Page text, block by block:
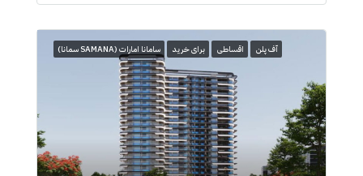
آف پلن اقساطی برای خرید سامانا امارات (SAMANA سمانا)